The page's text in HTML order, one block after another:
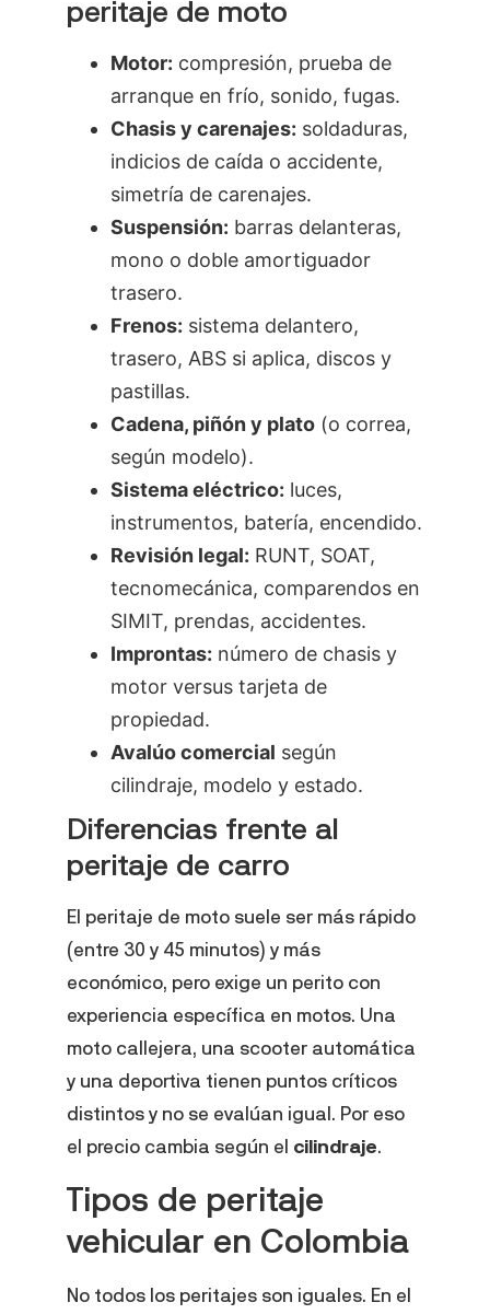
peritaje de moto
Motor: compresión, prueba de
arranque en frío, sonido, fugas.
Chasis y carenajes: soldaduras,
indicios de caída o accidente,
simetría de carenajes.
Suspensión: barras delanteras,
mono o doble amortiguador
trasero.
Frenos: sistema delantero,
trasero, ABS si aplica, discos y
pastillas.
Cadena, piñón y plato (o correa,
según modelo).
Sistema eléctrico: luces,
instrumentos, batería, encendido.
Revisión legal: RUNT, SOAT,
tecnomecánica, comparendos en
SIMIT, prendas, accidentes.
Improntas: número de chasis y
motor versus tarjeta de
propiedad.
Avalúo comercial según
cilindraje, modelo y estado.
Diferencias frente al
peritaje de carro
El peritaje de moto suele ser más rápido
(entre 30 y 45 minutos) y más
económico, pero exige un perito con
experiencia específica en motos. Una
moto callejera, una scooter automática
y una deportiva tienen puntos críticos
distintos y no se evalúan igual. Por eso
el precio cambia según el cilindraje.
Tipos de peritaje
vehicular en Colombia
No todos los peritajes son iguales. En el